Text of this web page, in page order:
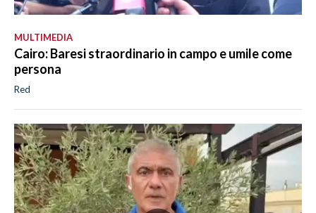
MULTIMEDIA
Cairo: Baresi straordinario in campo e umile come
persona
Red